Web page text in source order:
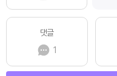
댓글
1